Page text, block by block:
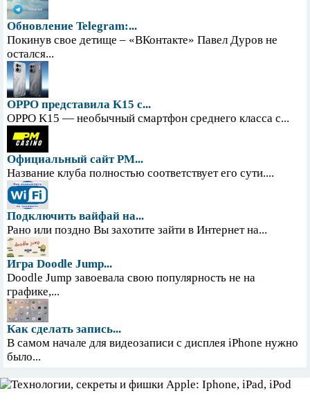
Обновление Telegram:...
Покинув свое детище – «ВКонтакте» Павел Дуров не
остался...
OPPO представила K15 с...
OPPO K15 — необычный смартфон среднего класса с...
Официальный сайт PM...
Название клуба полностью соответствует его сути....
Подключить вайфай на...
Рано или поздно Вы захотите зайти в Интернет на...
Игра Doodle Jump...
Doodle Jump завоевала свою популярность не на
графике,...
Как сделать запись...
В самом начале для видеозаписи с дисплея iPhone нужно
было...